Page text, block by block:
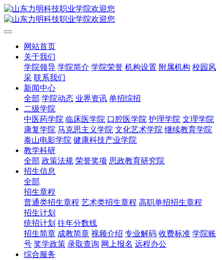
网站首页
关于我们
学院领导 学院简介 学院荣誉 机构设置 附属机构 校园风
采 联系我们
新闻中心
全部 学院动态 业界资讯 单招综招
二级学院
中医药学院 临床医学院 口腔医学院 护理学院 文理学院
康复学院 马克思主义学院 文化艺术学院 继续教育学院
泰山电影学院 健康科技产业学院
教学科研
全部 政策法规 荣誉奖项 思政教育研究院
招生信息
全部
招生章程
普通类招生章程 艺术类招生章程 高职单招招生章程
招生计划
统招计划 往年分数线
招生简章 成教简章 视频介绍 专业解码 收费标准 学院账
号 奖学政策 录取查询 网上报名 远程办公
综合服务